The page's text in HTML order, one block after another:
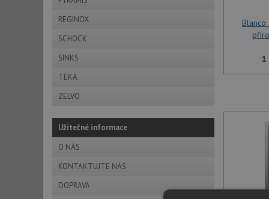
REGINOX
SCHOCK
SINKS
TEKA
ZELVO
Užitečné informace
O NÁS
KONTAKTUJTE NÁS
DOPRAVA
Blanco
1